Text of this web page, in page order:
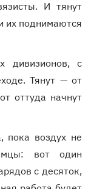
И тянут
их поднимаются
с
Тянут — от
оттуда начнут
пока воздух не
вот один
с десяток,